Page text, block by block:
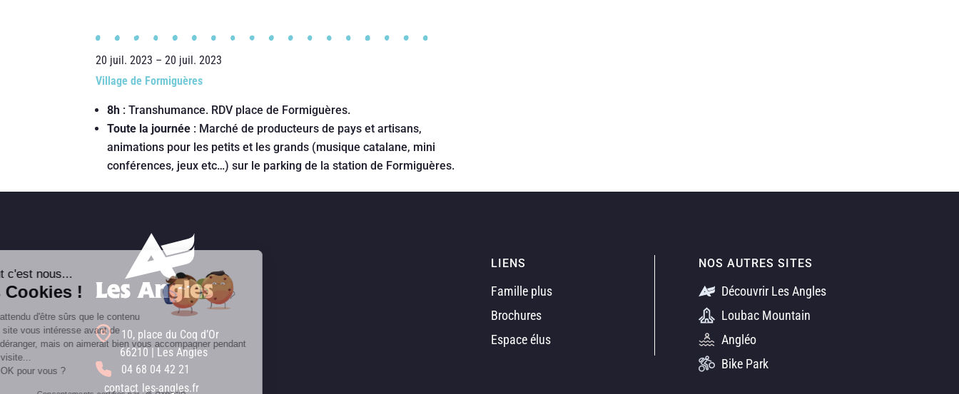
20 juil. 2023 – 20 juil. 2023
Village de Formiguères
8h : Transhumance. RDV place de Formiguères.
Toute la journée : Marché de producteurs de pays et artisans,
animations pour les petits et les grands (musique catalane, mini
conférences, jeux etc…) sur le parking de la station de Formiguères.
10, place du Coq d’Or
66210 | Les Angles
04 68 04 42 21
contact les-angles.fr
LIENS
Famille plus
Brochures
Espace élus
NOS AUTRES SITES
Découvrir Les Angles
Loubac Mountain
Angléo
Bike Park
Salut c'est nous...
les Cookies !
On a attendu d'être sûrs que le contenu
de ce site vous intéresse avant de
vous déranger, mais on aimerait bien vous accompagner pendant
C'est OK pour vous ?